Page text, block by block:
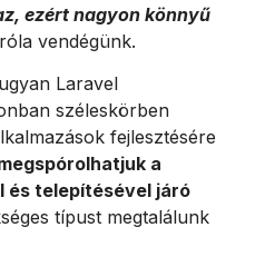
ezért nagyon könnyű
vendégünk.
Laravel
széleskörben
fejlesztésére
a
és telepítésével járó
típust megtalálunk